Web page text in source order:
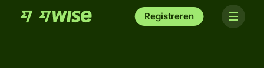
Registreren